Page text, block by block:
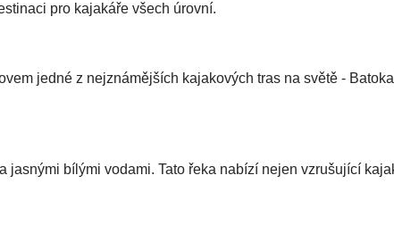
pro kajakáře všech úrovní.
jedné z nejznámějších kajakových tras na světě -
jasnými bílými vodami. Tato řeka nabízí nejen vzrušující